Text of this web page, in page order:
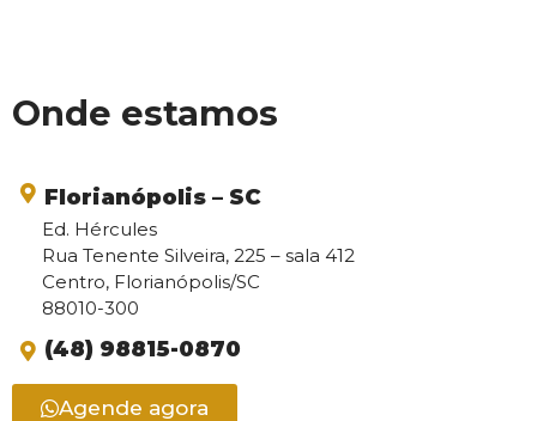
Onde estamos
Florianópolis – SC
Ed. Hércules
Rua Tenente Silveira, 225 – sala 412
Centro, Florianópolis/SC
88010-300
(48) 98815-0870
Agende agora